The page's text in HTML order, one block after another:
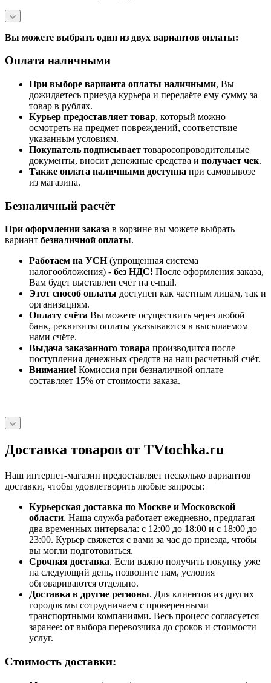
Вы можете выбрать один из двух вариантов оплаты:
Оплата наличными
При выборе варианта оплаты наличными, Вы
дожидаетесь приезда курьера и передаёте ему сумму за
товар в рублях.
Курьер предоставляет товар, который можно
осмотреть на предмет повреждений, соответствие
указанным условиям.
Покупатель подписывает товаросопроводительные
документы, вносит денежные средства и получает чек.
Также оплата наличными доступна при самовывозе
из магазина.
Безналичный расчёт
При оформлении заказа в корзине вы можете выбрать
вариант безналичной оплаты.
Работаем на УСН(упрощенная система
налогообложения) - без НДС! После оформления заказа,
Вам будет выставлен счёт на e-mail.
Этот способ оплаты доступен как частным лицам, так и
организациям.
Оплату счёта Вы можете осуществить через любой
банк, реквизиты оплаты указываются в высылаемом
нами счёте.
Выдача заказанного товара производится после
поступления денежных средств на наш расчетный счёт.
Внимание! Комиссия при безналичной оплате
составляет 15% от стоимости заказа.
Доставка товаров от TVtochka.ru
Наш интернет-магазин предоставляет несколько вариантов
доставки, чтобы удовлетворить любые запросы:
Курьерская доставка по Москве и Московской
области. Наша служба работает ежедневно, предлагая
два временных интервала: с 12:00 до 18:00 и с 18:00 до
23:00. Курьер свяжется с вами за час до приезда, чтобы
вы могли подготовиться.
Срочная доставка. Если важно получить покупку уже
на следующий день, позвоните нам, условия
обговариваются отдельно.
Доставка в другие регионы. Для клиентов из других
городов мы сотрудничаем с проверенными
транспортными компаниями. Весь процесс согласуется
заранее: от выбора перевозчика до сроков и стоимости
услуг.
Стоимость доставки: